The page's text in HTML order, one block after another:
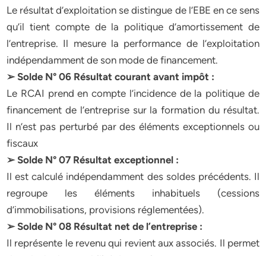
Le résultat d’exploitation se distingue de l’EBE en ce sens
qu’il tient compte de la politique d’amortissement de
l’entreprise. Il mesure la performance de l’exploitation
indépendamment de son mode de financement.
➢ Solde N° 06 Résultat courant avant impôt :
Le RCAI prend en compte l’incidence de la politique de
financement de l’entreprise sur la formation du résultat.
Il n’est pas perturbé par des éléments exceptionnels ou
fiscaux
➢ Solde N° 07 Résultat exceptionnel :
Il est calculé indépendamment des soldes précédents. Il
regroupe les éléments inhabituels (cessions
d’immobilisations, provisions réglementées).
➢ Solde N° 08 Résultat net de l’entreprise :
Il représente le revenu qui revient aux associés. Il permet